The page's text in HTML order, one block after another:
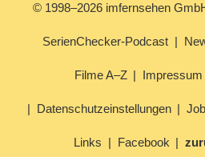
© 1998–2026 imfernsehen
SerienChecker-Podcast
Filme A–Z Impressum
Datenschutzeinstellungen
Links Facebook